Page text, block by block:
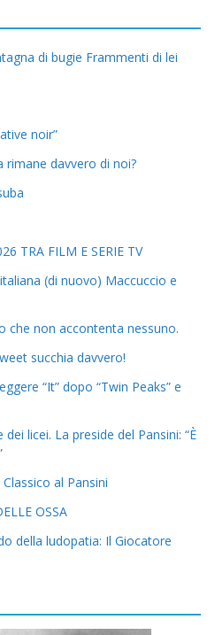
di bugie Frammenti di lei
noir”
rimane davvero di noi?
TRA FILM E SERIE TV
(di nuovo) Maccuccio e
che non accontenta nessuno.
succhia davvero!
“It” dopo “Twin Peaks” e
licei. La preside del Pansini: “È
al Pansini
OSSA
della ludopatia: Il Giocatore